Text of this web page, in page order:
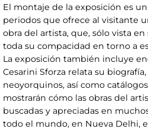
El montaje de la exposición es
periodos que ofrece al visitante
obra del artista, que, sólo vista
toda su compacidad en torno a
La exposición también incluye
Cesarini Sforza relata su
neoyorquinos, así como
mostrarán cómo las obras del
buscadas y apreciadas en
todo el mundo, en Nueva Delhi,